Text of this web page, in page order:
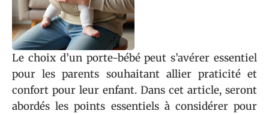
Le choix d’un porte-bébé peut s’avérer essentiel
pour les parents souhaitant allier praticité et
confort pour leur enfant. Dans cet article, seront
abordés les points essentiels à considérer pour